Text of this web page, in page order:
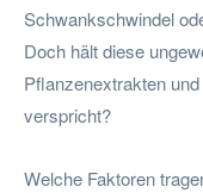
Schwankschwindel
Doch hält diese
Pflanzenextrakten
verspricht?
Welche Faktoren